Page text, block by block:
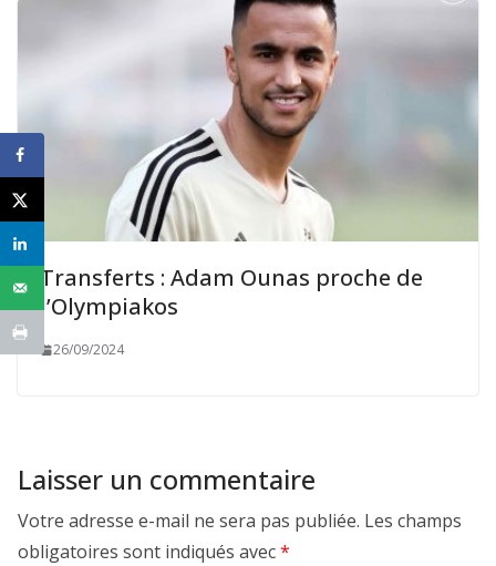
Transferts : Adam Ounas proche de
l’Olympiakos
26/09/2024
Laisser un commentaire
Votre adresse e-mail ne sera pas publiée. Les champs
obligatoires sont indiqués avec*